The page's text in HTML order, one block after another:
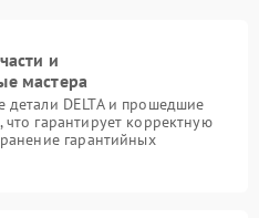
и
мастера
детали DELTA и прошедшие
гарантирует корректную
гарантийных